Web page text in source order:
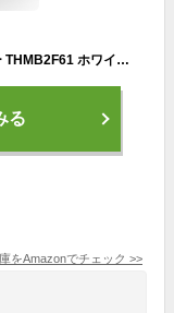
[トミー ヒルフィガー ゴルフ] ネックウォーマー THMB2F61 ホワイト フリー
る
をAmazonでチェック >>